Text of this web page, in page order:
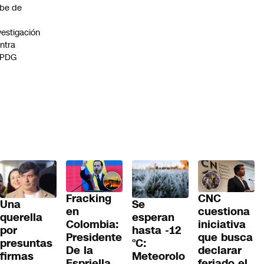
de
Una
querella
por
presuntas
firmas
Fracking
en
Colombia:
Presidente
De la
Se
esperan
hasta -12
°C:
Meteorolo
CNC
cuestiona
iniciativa
que busca
declarar